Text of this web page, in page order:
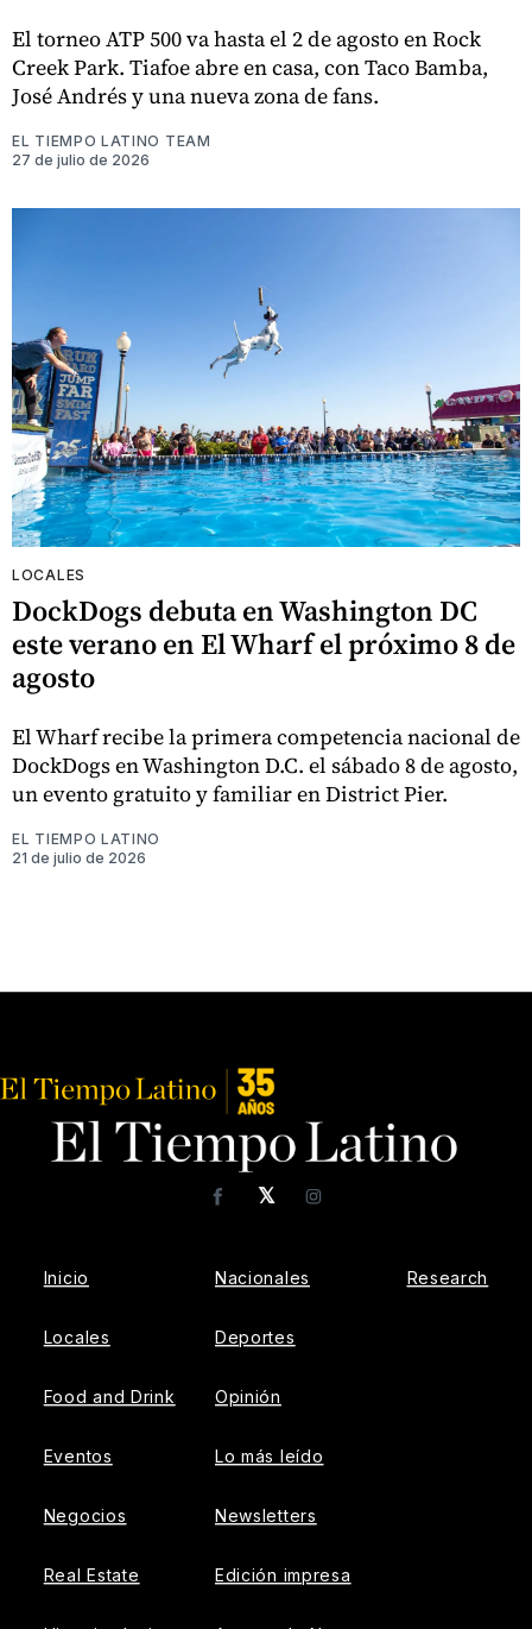
El torneo ATP 500 va hasta el 2 de agosto en Rock
Creek Park. Tiafoe abre en casa, con Taco Bamba,
José Andrés y una nueva zona de fans.
EL TIEMPO LATINO TEAM
27 de julio de 2026
LOCALES
DockDogs debuta en Washington DC
este verano en El Wharf el próximo 8 de
agosto
El Wharf recibe la primera competencia nacional de
DockDogs en Washington D.C. el sábado 8 de agosto,
un evento gratuito y familiar en District Pier.
EL TIEMPO LATINO
21 de julio de 2026
𝕏
FacebookInstagram
Inicio
Locales
Food and Drink
Eventos
Negocios
Real Estate
Nacionales
Deportes
Opinión
Lo más leído
Newsletters
Edición impresa
Research